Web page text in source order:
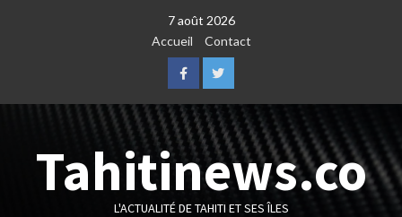
7 août 2026
Accueil
Contact
FacebookTwitter
Tahitinews.co
L'ACTUALITÉ DE TAHITI ET SES ÎLES